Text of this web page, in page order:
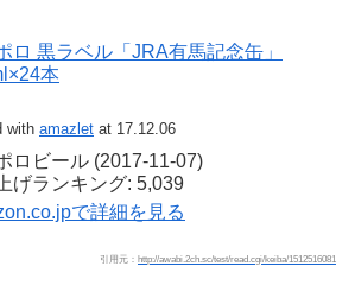
ロ 黒ラベル「JRA有馬記念缶」
本
with amazlet at 17.12.06
ロビール (2017-11-07)
げランキング: 5,039
で詳細を見る
引用元： http://awabi.2ch.sc/test/read.cgi/keiba/1512516081